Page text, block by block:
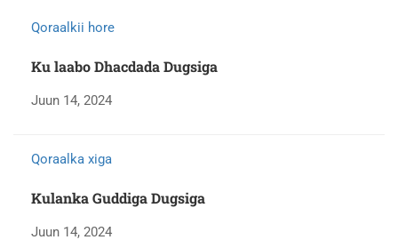
Qoraalkii hore
Ku laabo Dhacdada Dugsiga
Juun 14, 2024
Qoraalka xiga
Kulanka Guddiga Dugsiga
Juun 14, 2024